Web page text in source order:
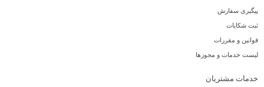
پیگیری سفارش
ثبت شکایات
قوانین و مقررات
لیست خدمات و مجوزها
خدمات مشتریان